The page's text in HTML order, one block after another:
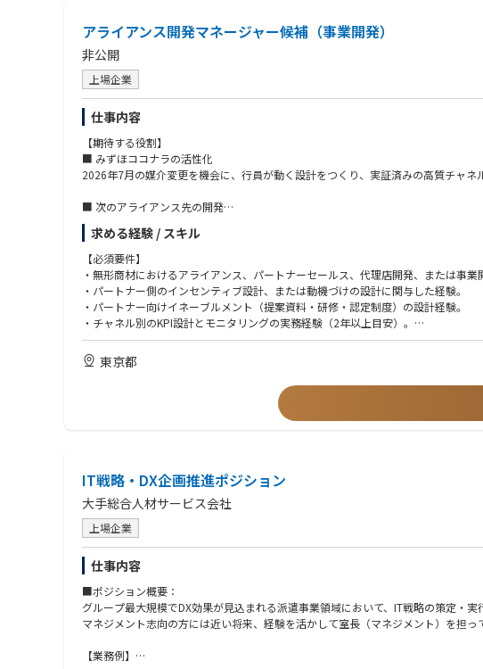
アライアンス開発マネージャー候補（事業開発）
非公開
上場企業
仕事内容
【期待する役割】
■ みずほココナラの活性化
2026年7月の媒介変更を機会に、行員が動く設計をつくり、実証済みの高質チャネ
■ 次のアライアンス先の開発
FY28以降のグロースを支える、みずほココナラに次ぐ送客チャネルを開拓する。
【主な管掌領域と具体的なアクション】
みずほ活性化：媒介変更（2026/7）に対応した提案パッケージ・イネーブルメン
行員の活動数の担保と後工程CVRをKPIに、行員が動く動機づけ（インセンティブ
みずほ側との折衝：合弁・銀行のキーパーソンとの関係構築、行員ヒアリングによ
新規アライアンス開拓：候補の選定・評価（①送客の質＝継続期間・受注率／
BPO連携：パートナー経由でBPO商品をクロスセルできる状態をつくる。
事業計画への接続：KPI実績を経営会議・事業計画へ反映し、FY28の投資判断材料を
紹介チャネルとしてメガバンクを持つのはココナラだけ。
机上の数字ではなく、みずほ経由の受注率24.3%（他チャネル平均8.3%の約3倍）
効くことは証明済みで、実証済みの高質チャネルを再スケールさせるフェーズ。
2. 「行員が商品を売れる」状態を、最初に設計する
これまで行員は案内を配るだけで、具体的な提案はできませんでした。
2026年7月の「紹介→媒介」変更で、それが解禁されます。
つまり、みずほの営業現場が本当の販売チャネルに変わる機会点が来ているため、
3.FY30に向けた新たなアライアンスチャネルを、ゼロから設計する
最初からBPOのクロスセル・人材DB140万人・法人会員62万社、
求める経験 / スキル
【必須要件】
・無形商材におけるアライアンス、パートナーセールス、代理店開発、または事業
・パートナー側のインセンティブ設計、または動機づけの設計に関与した経験。
・パートナー向けイネーブルメント（提案資料・研修・認定制度）の設計経験。
・チャネル別のKPI設計とモニタリングの実務経験（2年以上目安）。
・社内の複数部署（営業／マーケ／CS／管理部門／法務等）を巻き込んでプロジ
【歓迎要件】
・銀行・信用金庫・証券などをチャネルとした送客スキームの構築・運用経験。
・金融機関の営業現場（RM・渉外）を動かす施策の設計経験。
・代理店網／フランチャイズモデルの設計・立ち上げ・活性化の経験。
・事業計画の策定（TAM/SAM/SOM、PL設計）の経験。
【求める人物像】
・ココナラのVISION・MISSION「一人ひとりが“自分のストーリー”を生きる世の中
・「何社と契約したか」ではなく「紹介・受注が何件出たか」で自分を評価できる
・部下ではない相手（行員・代理店）を、相手のメリットを設計して動かすことに
・現場まで足を運び、「なぜ動いてくれないのか」を本人から聞き出せる人
・自分が開拓した提携先でも、成果が出なければ自分から「やめよう」と言える人
・資料もトークスクリプトも自分で作り、現場に入り込んで泥臭くやり切れる人
・裁量とスピードのある環境で、正解のない立ち上げを楽しめる人
東京都
IT戦略・DX企画推進ポジション
大手総合人材サービス会社
上場企業
仕事内容
■ポジション概要：
グループ最大規模でDX効果が見込まれる派遣事業領域において、IT戦略の策定・
マネジメント志向の方には近い将来、経験を活かして室長（マネジメント）を担っ
【業務例】